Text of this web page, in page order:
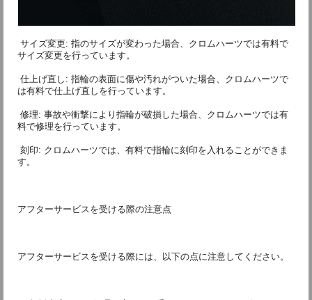
サイズ変更を行っています。
は有料で仕上げ直しを行っています。
料で修理を行っています。
す。
アフターサービスを受ける際の注意点
アフターサービスを受ける際には、以下の点に注意してください。